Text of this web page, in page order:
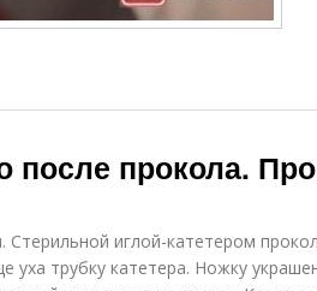
после прокола.
иглой-катетером
уха трубку катетера. Ножку